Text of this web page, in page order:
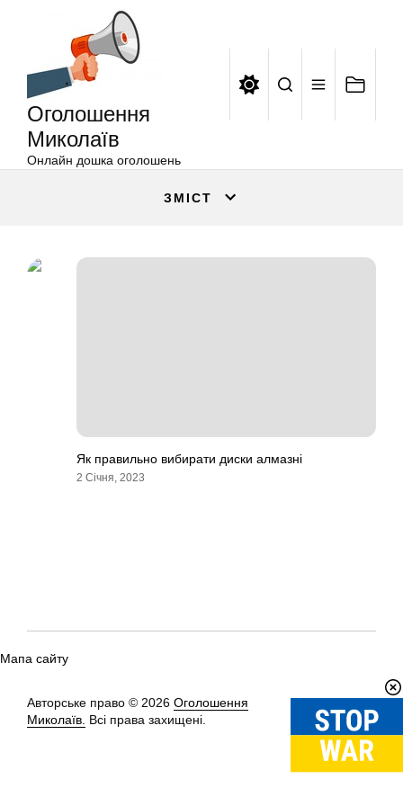
Оголошення
Миколаїв
Онлайн дошка оголошень
ЗМІСТ
Як правильно вибирати диски алмазні
2 Січня, 2023
Мапа сайту
Авторське право © 2026 Оголошення
Миколаїв. Всі права захищені.
Вгору↑